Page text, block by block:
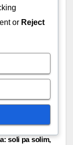
lai
aizsardzības
soli pa solim,
or Reject